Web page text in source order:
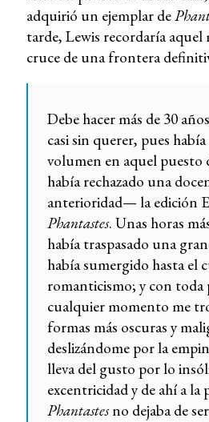
adquirió un ejemplar de
tarde, Lewis recordaría
cruce de una frontera
Debe hacer más de 30
casi sin querer, pues
volumen en aquel puesto
había rechazado una
anterioridad— la edición
Phantastes. Unas horas
había traspasado una
había sumergido hasta el
romanticismo; y con toda
cualquier momento me
formas más oscuras y
deslizándome por la
lleva del gusto por lo
excentricidad y de ahí a la
Phantastesno dejaba de